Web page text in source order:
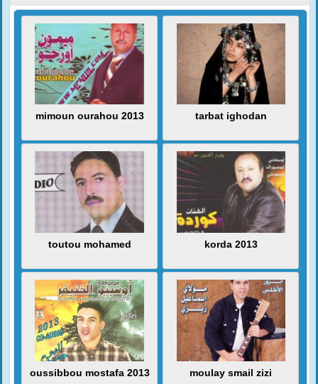
mimoun ourahou 2013 tarbat ighodan
toutou mohamed korda 2013
oussibbou mostafa 2013 moulay smail zizi